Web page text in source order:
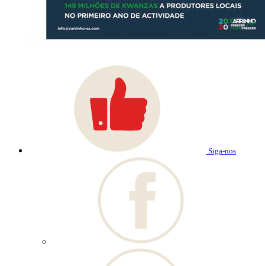
Siga-nos